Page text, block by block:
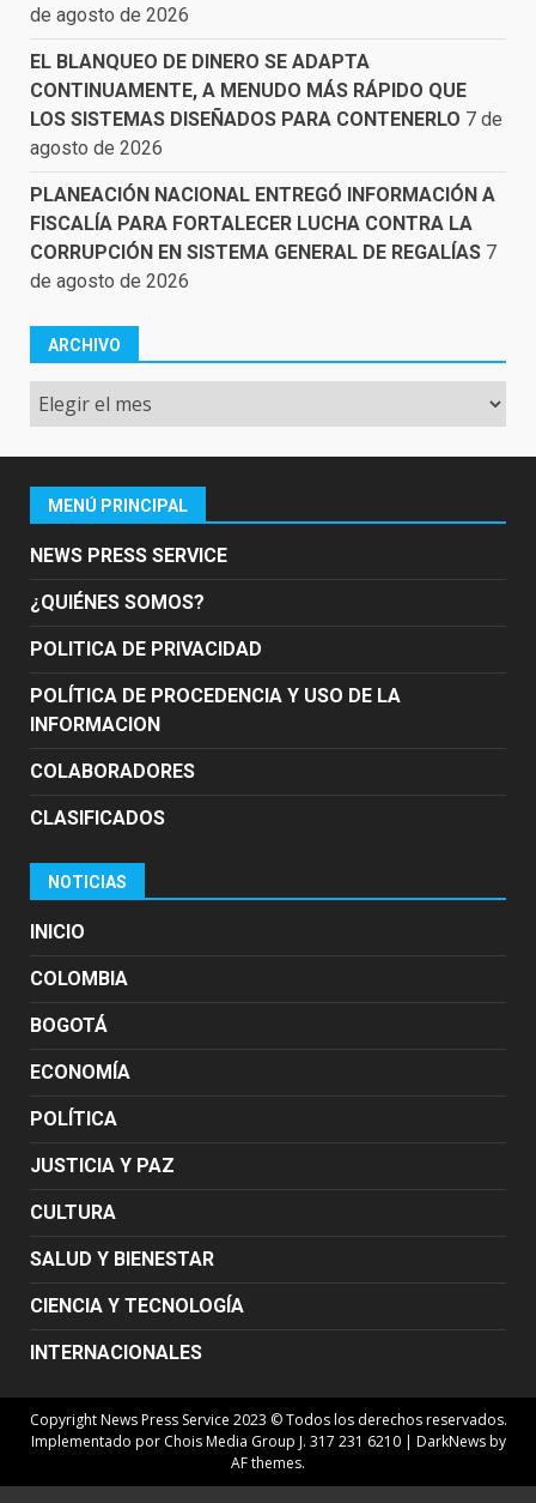
de agosto de 2026
EL BLANQUEO DE DINERO SE ADAPTA
CONTINUAMENTE, A MENUDO MÁS RÁPIDO QUE
LOS SISTEMAS DISEÑADOS PARA CONTENERLO 7 de
agosto de 2026
PLANEACIÓN NACIONAL ENTREGÓ INFORMACIÓN A
FISCALÍA PARA FORTALECER LUCHA CONTRA LA
CORRUPCIÓN EN SISTEMA GENERAL DE REGALÍAS 7
de agosto de 2026
ARCHIVO
Archivo
MENÚ PRINCIPAL
NEWS PRESS SERVICE
¿QUIÉNES SOMOS?
POLITICA DE PRIVACIDAD
POLÍTICA DE PROCEDENCIA Y USO DE LA
INFORMACION
COLABORADORES
CLASIFICADOS
NOTICIAS
INICIO
COLOMBIA
BOGOTÁ
ECONOMÍA
POLÍTICA
JUSTICIA Y PAZ
CULTURA
SALUD Y BIENESTAR
CIENCIA Y TECNOLOGÍA
INTERNACIONALES
Copyright News Press Service 2023 © Todos los derechos reservados.
Implementado por Chois Media Group J. 317 231 6210 | DarkNewsby
AF themes.